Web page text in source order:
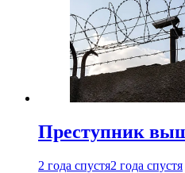
Преступник
2 года спустя2 года спустя